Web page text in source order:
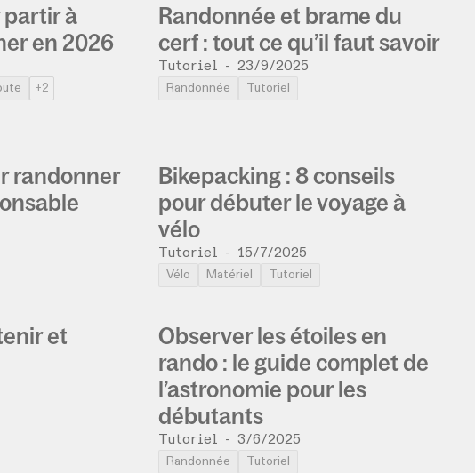
partir à
en 2026
+2
Randonnée et brame du
cerf : tout ce qu’il faut savoir
Tutoriel -23/9/2025
Randonnée Tutoriel
randonner
Bikepacking : 8 conseils
pour débuter le voyage à
vélo
Tutoriel - 15/7/2025
Vélo Matériel Tutoriel
et
Observer les étoiles en
rando : le guide complet de
l’astronomie pour les
débutants
Tutoriel - 3/6/2025
Randonnée Tutoriel